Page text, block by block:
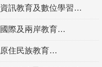
資訊教育及數位學習
國際及兩岸教育
原住民族教育